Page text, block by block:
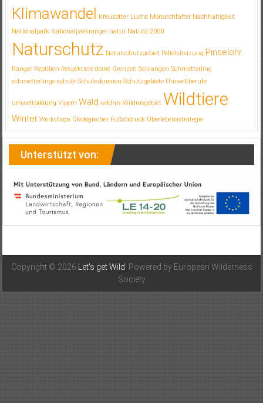
Klimawandel Kreuzotter Luchs Monarchfalter Nachhaltigkeit
Nationalpark Nationalparkranger natur Natura 2000
Naturschutz Naturschutzgebiet Pelletsheizung Pinselohr
Ranger Reptilien Respektiere deine Grenzen Schlangen Schmetterling
schmetterlinge schule Schulexkursion Schutzgebiete Umweltberufe
umweltbildung Vipern Wald wildnis Wildnisgebiet Wildtiere
Winter Workshops Ökologischer Fußabdruck Überlebensstrategie
Unterstützt von:
Copyright © 2026 Let's get Wild . Powered by European Wilderness
Society